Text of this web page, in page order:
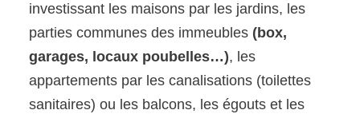
investissant les maisons par les jardins, les
parties communes des immeubles (box,
garages, locaux poubelles…), les
appartements par les canalisations (toilettes
sanitaires) ou les balcons, les égouts et les